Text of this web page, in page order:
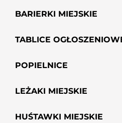
BARIERKI MIEJSKIE
TABLICE
POPIELNICE
LEŻAKI MIEJSKIE
HUŚTAWKI MIEJSKIE